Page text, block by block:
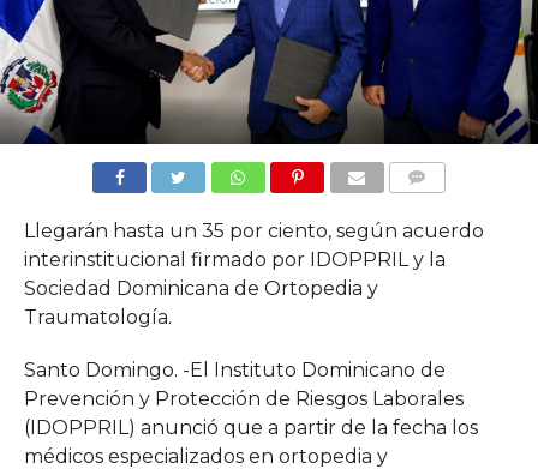
Llegarán hasta un 35 por ciento, según acuerdo
interinstitucional firmado por IDOPPRIL y la
Sociedad Dominicana de Ortopedia y
Traumatología.
Santo Domingo. -El Instituto Dominicano de
Prevención y Protección de Riesgos Laborales
(IDOPPRIL) anunció que a partir de la fecha los
médicos especializados en ortopedia y